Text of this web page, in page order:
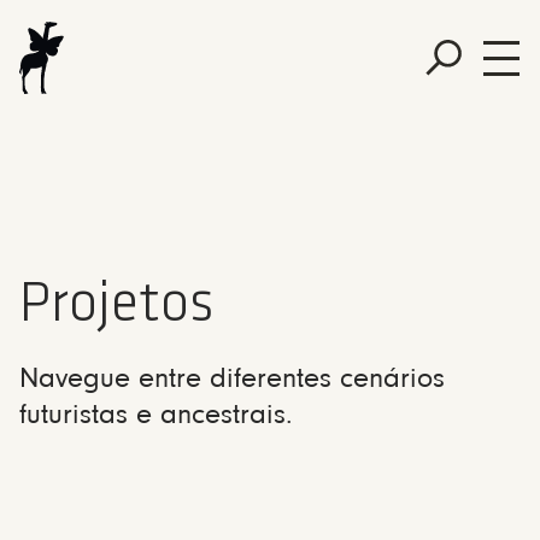
Projetos
Navegue entre diferentes cenários
futuristas e ancestrais.